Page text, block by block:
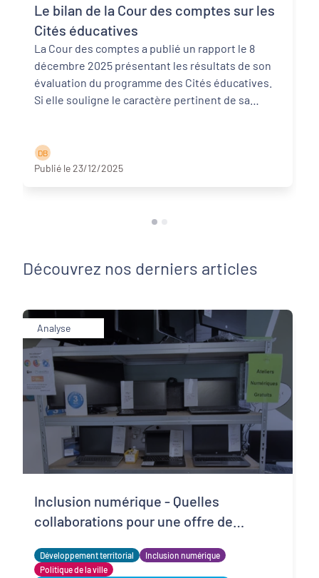
Le bilan de la Cour des comptes sur les
Cités éducatives
La Cour des comptes a publié un rapport le 8
décembre 2025 présentant les résultats de son
évaluation du programme des Cités éducatives.
Si elle souligne le caractère pertinent de sa
D B
Publié le 23/12/2025
Découvrez nos derniers articles
Analyse
Développement territorial
Inclusion numérique
Politique de la ville
Inclusion numérique - Quelles
collaborations pour une offre de
solidaire et adaptée ?